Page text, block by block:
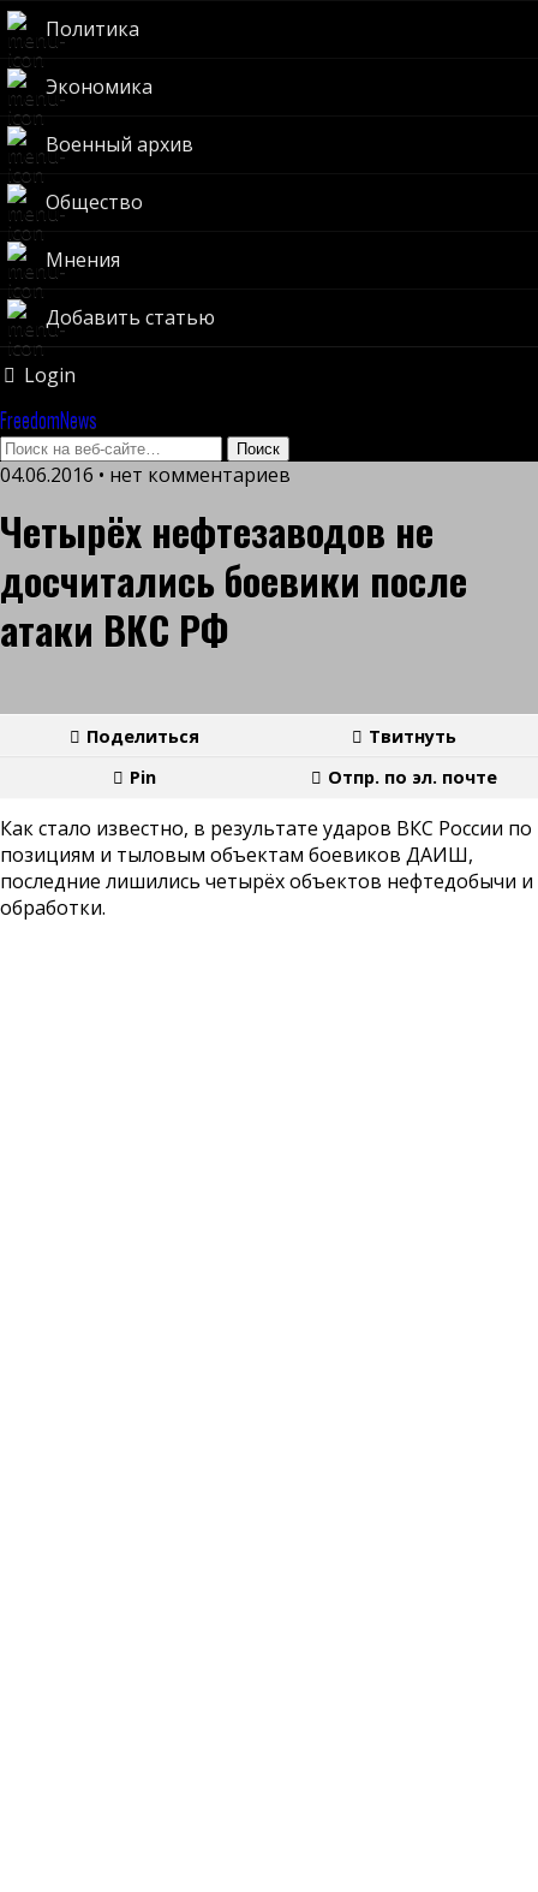
Политика
Экономика
Военный архив
Общество
Мнения
Добавить статью
Login
FreedomNews
04.06.2016 • нет комментариев
Четырёх нефтезаводов не
досчитались боевики после
атаки ВКС РФ
Поделиться
Твитнуть
Pin
Отпр. по эл. почте
Как стало известно, в результате ударов ВКС России по
позициям и тыловым объектам боевиков ДАИШ,
последние лишились четырёх объектов нефтедобычи и
обработки.